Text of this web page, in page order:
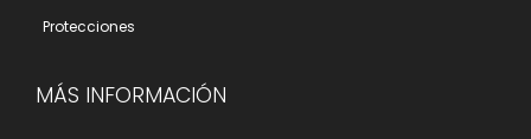
Protecciones
MÁS INFORMACIÓN